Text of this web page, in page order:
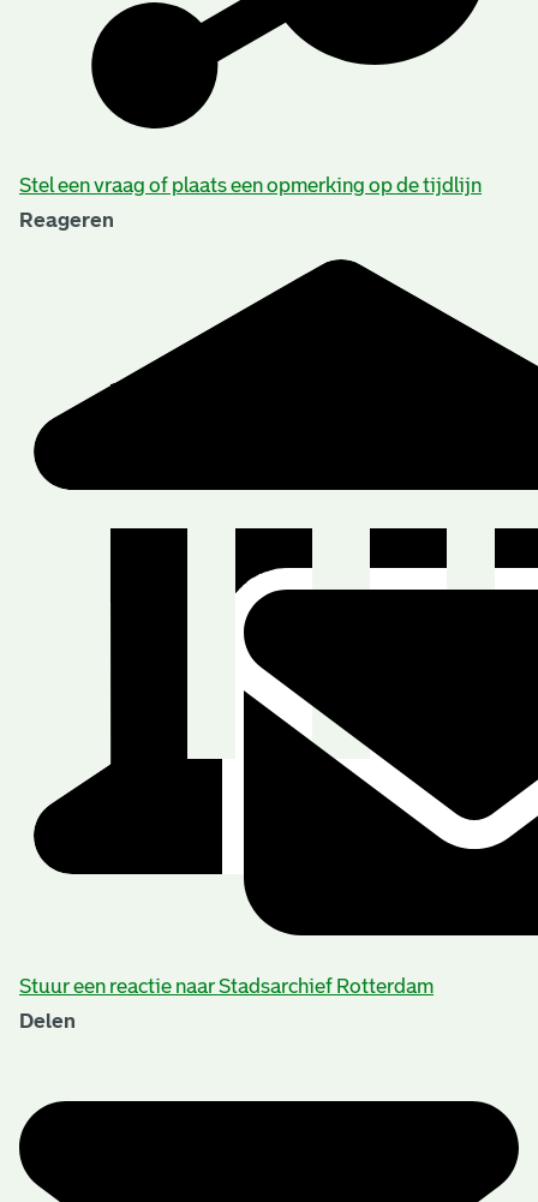
Stel een vraag of plaats een opmerking op de tijdlijn
Reageren
Stuur een reactie naar Stadsarchief Rotterdam
Delen